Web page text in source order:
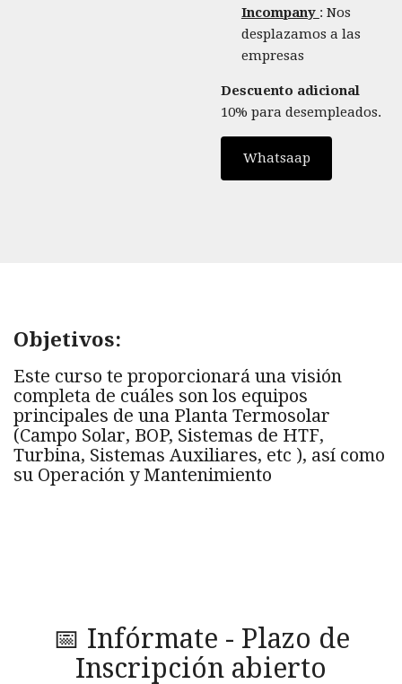
Incompany : Nos
desplazamos a las
empresas
Descuento adicional
10% para desempleados.
Whatsaap
Objetivos:
Este curso te proporcionará una visión
completa de cuáles son los equipos
principales de una Planta Termosolar
(Campo Solar, BOP, Sistemas de HTF,
Turbina, Sistemas Auxiliares, etc ), así como
su Operación y Mantenimiento
📅 Infórmate - Plazo de
Inscripción abierto